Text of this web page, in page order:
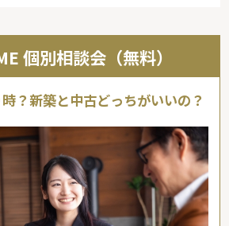
個別相談会（無料）
？新築と中古どっちがいいの？